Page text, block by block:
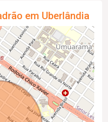
em Uberlândia